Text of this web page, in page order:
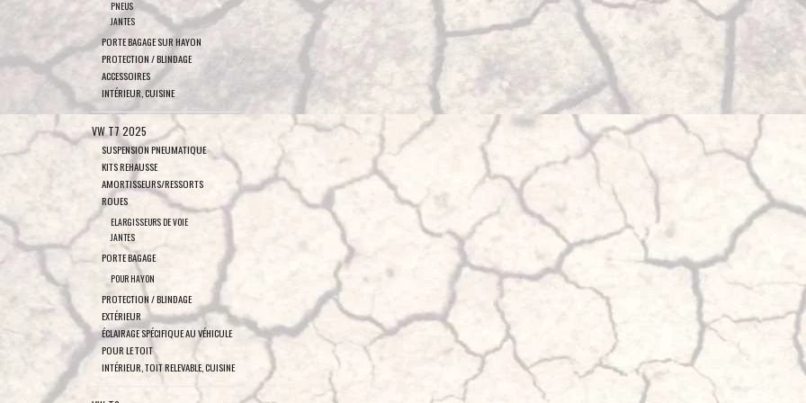
PNEUS
JANTES
PORTE BAGAGE SUR HAYON
PROTECTION / BLINDAGE
ACCESSOIRES
INTÉRIEUR, CUISINE
VW T7 2025
SUSPENSION PNEUMATIQUE
KITS REHAUSSE
AMORTISSEURS/RESSORTS
ROUES
ELARGISSEURS DE VOIE
JANTES
PORTE BAGAGE
POUR HAYON
PROTECTION / BLINDAGE
EXTÉRIEUR
ÉCLAIRAGE SPÉCIFIQUE AU VÉHICULE
POUR LE TOIT
INTÉRIEUR, TOIT RELEVABLE, CUISINE